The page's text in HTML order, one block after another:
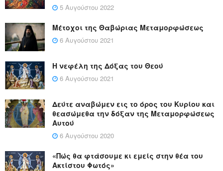
5 Αυγούστου 2022
Μέτοχοι της Θαβώριας Μεταμορφώσεως
6 Αυγούστου 2021
Η νεφέλη της Δόξας του Θεού
6 Αυγούστου 2021
Δεύτε αναβώμεν εις το όρος του Κυρίου και
θεασώμεθα την δόξαν της Μεταμορφώσεως
Αυτού
6 Αυγούστου 2020
«Πώς θα φτάσουμε κι εμείς στην θέα του
Ακτίστου Φωτός»